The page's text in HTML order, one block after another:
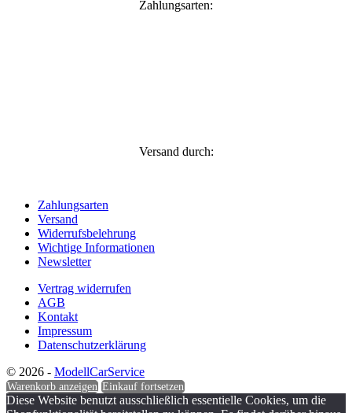
Zahlungsarten:
Versand durch:
Zahlungsarten
Versand
Widerrufsbelehrung
Wichtige Informationen
Newsletter
Vertrag widerrufen
AGB
Kontakt
Impressum
Datenschutzerklärung
© 2026 - ModellCarService
Warenkorb anzeigen Einkauf fortsetzen
Diese Website benutzt ausschließlich essentielle Cookies, um die